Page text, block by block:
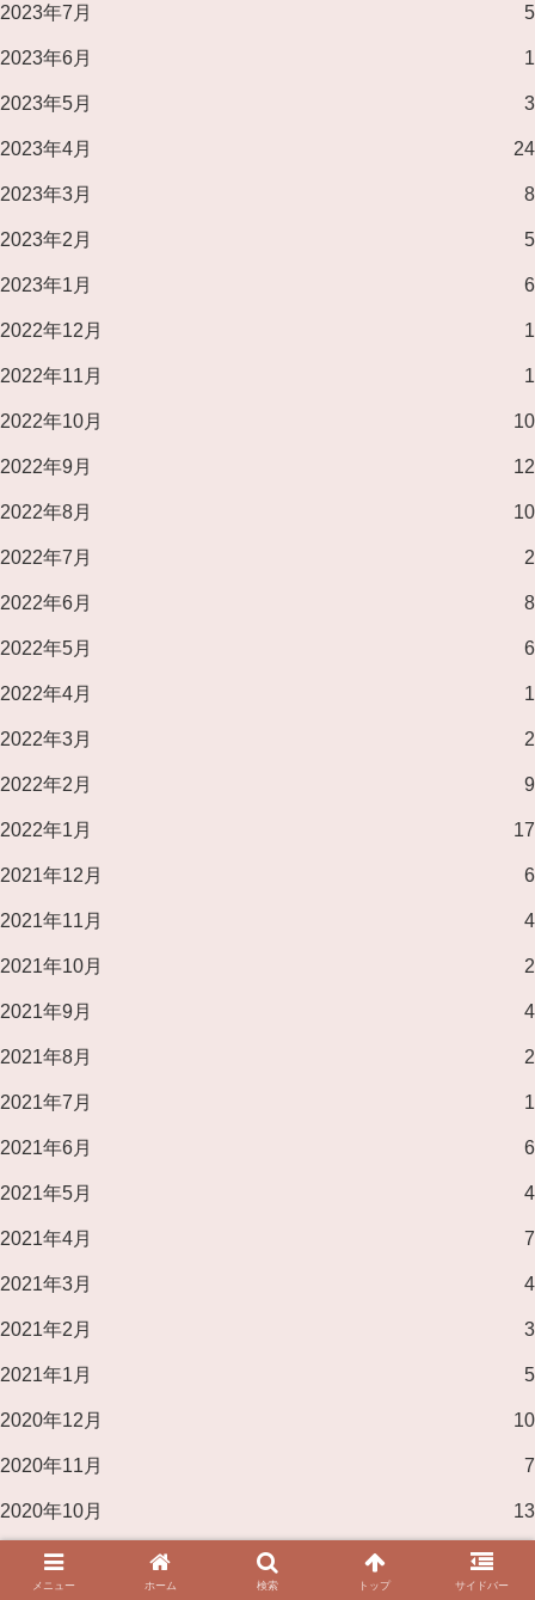
2023年7月 5
2023年6月 1
2023年5月 3
2023年4月 24
2023年3月 8
2023年2月 5
2023年1月 6
2022年12月 1
2022年11月 1
2022年10月 10
2022年9月 12
2022年8月 10
2022年7月 2
2022年6月 8
2022年5月 6
2022年4月 1
2022年3月 2
2022年2月 9
2022年1月 17
2021年12月 6
2021年11月 4
2021年10月 2
2021年9月 4
2021年8月 2
2021年7月 1
2021年6月 6
2021年5月 4
2021年4月 7
2021年3月 4
2021年2月 3
2021年1月 5
2020年12月 10
2020年11月 7
2020年10月 13
2020年9月
メニュー ホーム 検索 トップ サイドバー